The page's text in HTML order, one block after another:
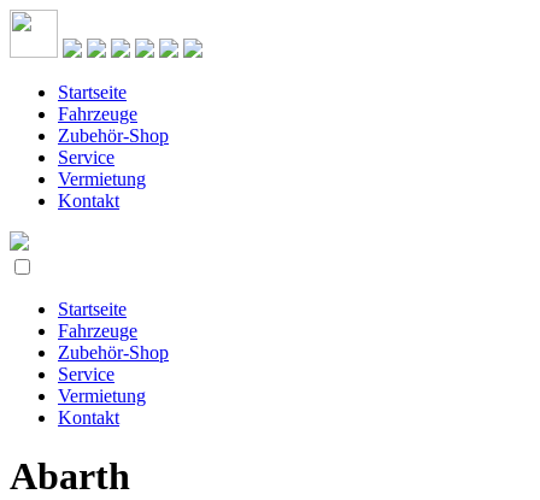
Startseite
Fahrzeuge
Zubehör-Shop
Service
Vermietung
Kontakt
Startseite
Fahrzeuge
Zubehör-Shop
Service
Vermietung
Kontakt
Abarth